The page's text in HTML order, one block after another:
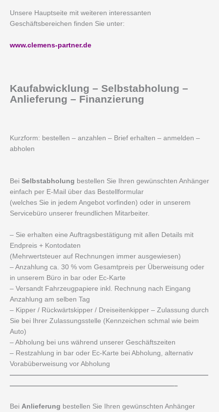
Unsere Hauptseite mit weiteren interessanten
Geschäftsbereichen finden Sie unter:
www.clemens-partner.de
Kaufabwicklung – Selbstabholung –
Anlieferung – Finanzierung
Kurzform: bestellen – anzahlen – Brief erhalten – anmelden –
abholen
Bei Selbstabholung bestellen Sie Ihren gewünschten Anhänger
einfach per E-Mail über das Bestellformular
(welches Sie in jedem Angebot vorfinden) oder in unserem
Servicebüro unserer freundlichen Mitarbeiter.
– Sie erhalten eine Auftragsbestätigung mit allen Details mit
Endpreis + Kontodaten
(Mehrwertsteuer auf Rechnungen immer ausgewiesen)
– Anzahlung ca. 30 % vom Gesamtpreis per Überweisung oder
in unserem Büro in bar oder Ec-Karte
– Versandt Fahrzeugpapiere inkl. Rechnung nach Eingang
Anzahlung am selben Tag
– Kipper / Rückwärtskipper / Dreiseitenkipper – Zulassung durch
Sie bei Ihrer Zulassungsstelle (Kennzeichen schmal wie beim
Auto)
– Abholung bei uns während unserer Geschäftszeiten
– Restzahlung in bar oder Ec-Karte bei Abholung, alternativ
Vorabüberweisung vor Abholung
—————————————————————————————
————————————————————————–
Bei Anlieferung bestellen Sie Ihren gewünschten Anhänger